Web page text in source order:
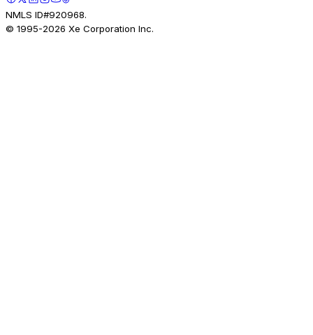
NMLS ID#920968.
© 1995-2026 Xe Corporation Inc.